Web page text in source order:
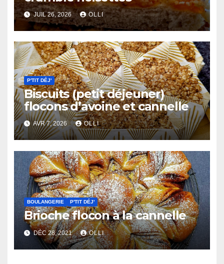
JUIL 26, 2026 OLLI
P'TIT DÉJ'
Biscuits (petit déjeuner)
flocons d’avoine et cannelle
AVR 7, 2026 OLLI
BOULANGERIE P'TIT DÉJ'
Brioche flocon à la cannelle
DÉC 28, 2021 OLLI